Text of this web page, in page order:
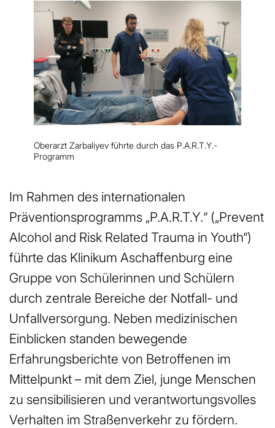
Oberarzt Zarbaliyev führte durch das P.A.R.T.Y.-
Programm
Im Rahmen des internationalen
Präventionsprogramms „P.A.R.T.Y.“ („Prevent
Alcohol and Risk Related Trauma in Youth“)
führte das Klinikum Aschaffenburg eine
Gruppe von Schülerinnen und Schülern
durch zentrale Bereiche der Notfall- und
Unfallversorgung. Neben medizinischen
Einblicken standen bewegende
Erfahrungsberichte von Betroffenen im
Mittelpunkt – mit dem Ziel, junge Menschen
zu sensibilisieren und verantwortungsvolles
Verhalten im Straßenverkehr zu fördern.